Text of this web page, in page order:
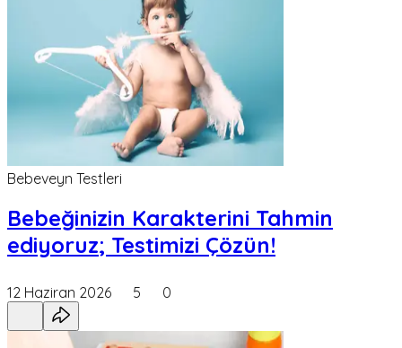
Bebeveyn Testleri
Bebeğinizin Karakterini Tahmin
ediyoruz; Testimizi Çözün!
12 Haziran 2026 5 0